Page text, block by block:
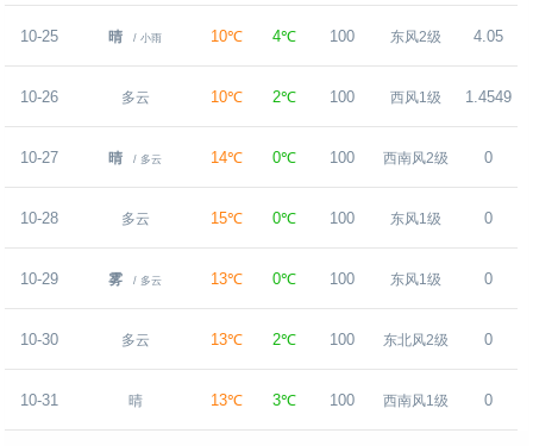
10-25 晴 / 小雨 10℃ 4℃ 100 东风2级 4.05
10-26 多云 10℃ 2℃ 100 西风1级 1.4549
10-27 晴 / 多云 14℃ 0℃ 100 西南风2级 0
10-28 多云 15℃ 0℃ 100 东风1级 0
10-29 雾 / 多云 13℃ 0℃ 100 东风1级 0
10-30 多云 13℃ 2℃ 100 东北风2级 0
10-31 晴 13℃ 3℃ 100 西南风1级 0